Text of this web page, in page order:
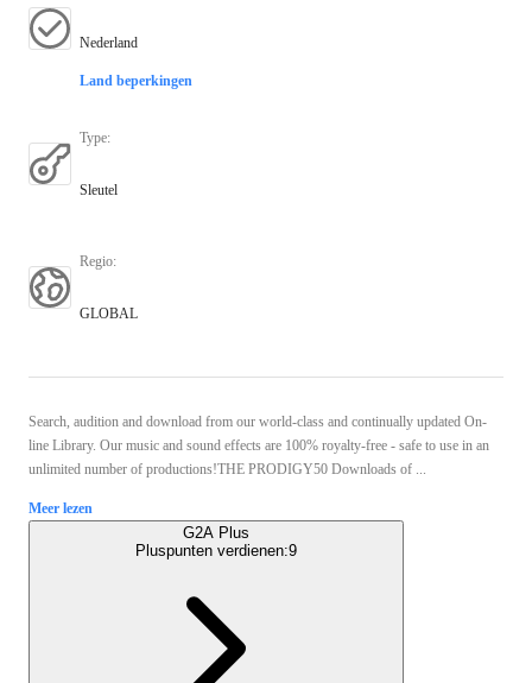
Nederland
Land beperkingen
Type:
Sleutel
Regio:
GLOBAL
Search, audition and download from our world-class and continually updated On-
line Library. Our music and sound effects are 100% royalty-free - safe to use in an
unlimited number of productions!THE PRODIGY50 Downloads of ...
Meer lezen
G2A Plus
Pluspunten verdienen:9